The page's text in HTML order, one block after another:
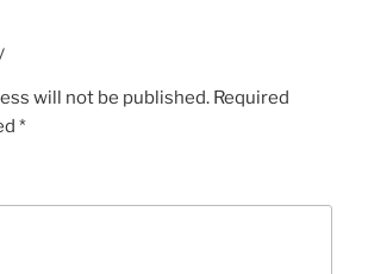
will not be published. Required
*